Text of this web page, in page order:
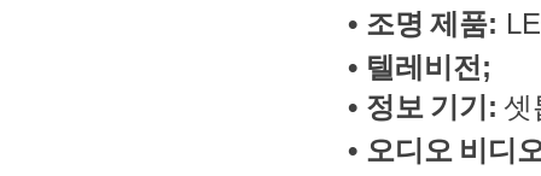
• 조명 제품:
• 텔레비전;
• 정보 기기 : 셋
• 오디오 비디